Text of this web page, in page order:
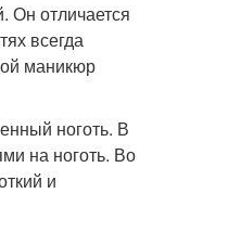
Он отличается
всегда
маникюр
ноготь. В
на ноготь. Во
и